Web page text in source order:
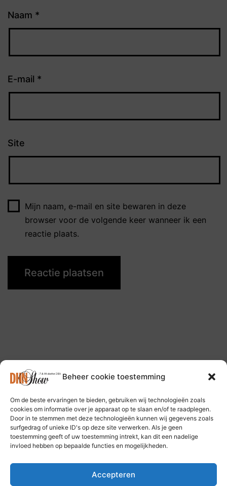
Beheer cookie toestemming
Om de beste ervaringen te bieden, gebruiken wij technologieën zoals
cookies om informatie over je apparaat op te slaan en/of te raadplegen.
Door in te stemmen met deze technologieën kunnen wij gegevens zoals
surfgedrag of unieke ID's op deze site verwerken. Als je geen
toestemming geeft of uw toestemming intrekt, kan dit een nadelige
invloed hebben op bepaalde functies en mogelijkheden.
Accepteren
Naam *
E-mail *
Site
Mijn naam, e-mail en site bewaren in deze
browser voor de volgende keer wanneer ik een
reactie plaats.
Volg ons op: Bluesky Social Media